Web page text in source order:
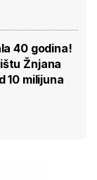
40 godina!
Žnjana
10 milijuna